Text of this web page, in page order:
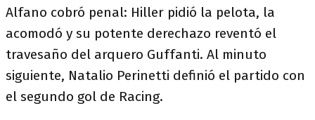
Alfano cobró penal: Hiller pidió la pelota, la
acomodó y su potente derechazo reventó el
travesaño del arquero Guffanti. Al minuto
siguiente, Natalio Perinetti definió el partido con
el segundo gol de Racing.